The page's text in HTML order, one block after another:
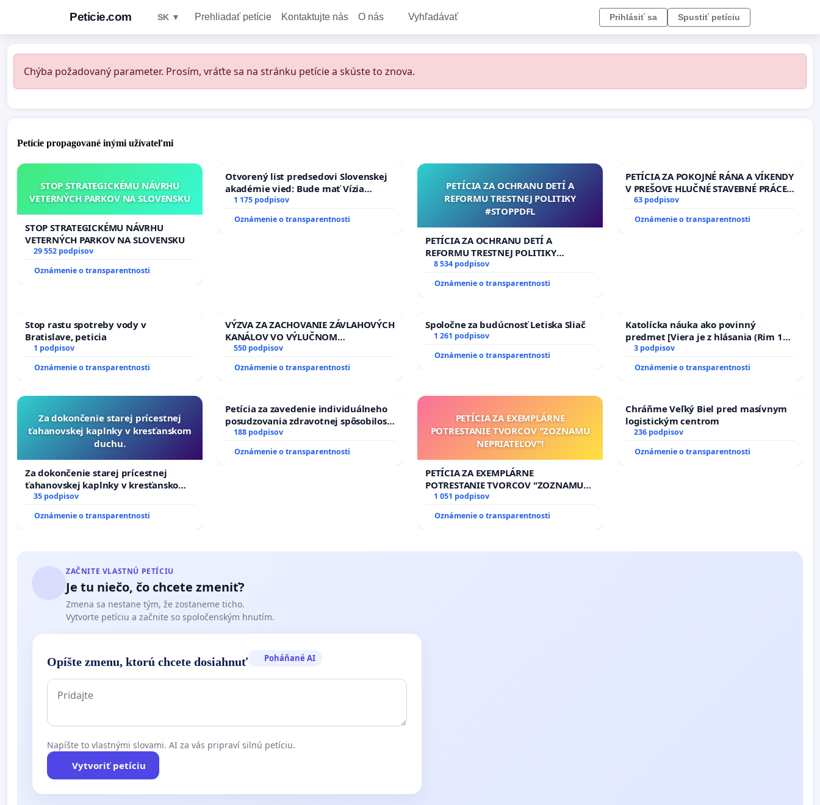
Peticie.com SK ▼ Prehliadať petície Kontaktujte nás O nás Vyhľadávať Prihlásiť sa Spustiť petíciu
Chýba požadovaný parameter. Prosím, vráťte sa na stránku petície a skúste to znova.
Petície propagované inými užívateľmi
STOP STRATEGICKÉMU NÁVRHU
VETERNÝCH PARKOV NA SLOVENSKU
STOP STRATEGICKÉMU NÁVRHU
VETERNÝCH PARKOV NA SLOVENSKU
29 552 podpisov
Oznámenie o transparentnosti
Otvorený list predsedovi Slovenskej
akadémie vied: Bude mať Vízia
Slovenska 2040 mravnú chrbticu?
1 175 podpisov
Oznámenie o transparentnosti
PETÍCIA ZA OCHRANU DETÍ A
REFORMU TRESTNEJ POLITIKY
#STOPPDFL
PETÍCIA ZA OCHRANU DETÍ A
REFORMU TRESTNEJ POLITIKY
#STOPPDFL
8 534 podpisov
Oznámenie o transparentnosti
PETÍCIA ZA POKOJNÉ RÁNA A VÍKENDY
V PREŠOVE HLUČNÉ STAVEBNÉ PRÁCE
V SOBOTU LEN OD 9.00 DO 13.00
HOD., CEZ PRACOVNÝ TÝŽDEŇ CIEĽ
8.00 – 18.00 HOD. A PRAVIDELNÁ
63 podpisov
Oznámenie o transparentnosti
Stop rastu spotreby vody v
Bratislave, peticia
1 podpisov
Oznámenie o transparentnosti
VÝZVA ZA ZACHOVANIE ZÁVLAHOVÝCH
KANÁLOV VO VÝLUČNOM
VLASTNÍCTVE A POD KONTROLOU
SLOVENSKEJ REPUBLIKY & žiadosť na
riešenie zanedbaného stavu
550 podpisov
Oznámenie o transparentnosti
Spoločne za budúcnosť Letiska Sliač
1 261 podpisov
Oznámenie o transparentnosti
Katolícka náuka ako povinný
predmet [Viera je z hlásania (Rim 10,
17)]
3 podpisov
Oznámenie o transparentnosti
Za dokončenie starej prícestnej
ťahanovskej kaplnky v kresťanskom
duchu.
Za dokončenie starej prícestnej
ťahanovskej kaplnky v kresťanskom
duchu.
35 podpisov
Oznámenie o transparentnosti
Petícia za zavedenie individuálneho
posudzovania zdravotnej spôsobilosti
osôb s diabetom 1. a 2. typu pri
prijímaní do Policajného zboru SR
188 podpisov
Oznámenie o transparentnosti
PETÍCIA ZA EXEMPLÁRNE
POTRESTANIE TVORCOV "ZOZNAMU
NEPRIATEĽOV"!
PETÍCIA ZA EXEMPLÁRNE
POTRESTANIE TVORCOV "ZOZNAMU
NEPRIATEĽOV"!
1 051 podpisov
Oznámenie o transparentnosti
Chráňme Veľký Biel pred masívnym
logistickým centrom
236 podpisov
Oznámenie o transparentnosti
ZAČNITE VLASTNÚ PETÍCIU
Je tu niečo, čo chcete zmeniť?
Zmena sa nestane tým, že zostaneme ticho.
Vytvorte petíciu a začnite so spoločenským hnutím.
Opíšte zmenu, ktorú chcete dosiahnuť Poháňané AI
Napíšte to vlastnými slovami. AI za vás pripraví silnú petíciu.
Vytvoriť petíciu